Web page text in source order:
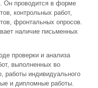
Он проводится в форме
контрольных работ,
фронтальных опросов.
наличие письменных
проверки и анализа
выполненных во
работы индивидуального
и дипломные работы.